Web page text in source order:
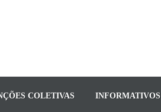
COLETIVAS INFORMATIVOS